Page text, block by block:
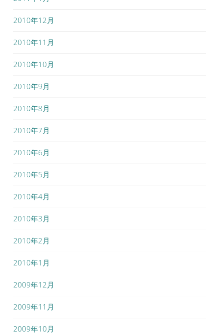
2010年12月
2010年11月
2010年10月
2010年9月
2010年8月
2010年7月
2010年6月
2010年5月
2010年4月
2010年3月
2010年2月
2010年1月
2009年12月
2009年11月
2009年10月